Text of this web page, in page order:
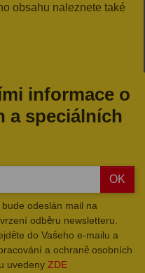
obsahu naleznete také
informace o
a speciálních
OK
bude odeslán mail na
odběru newsletteru.
do Vašeho e-mailu a
a ochraně osobních
uvedeny ZDE